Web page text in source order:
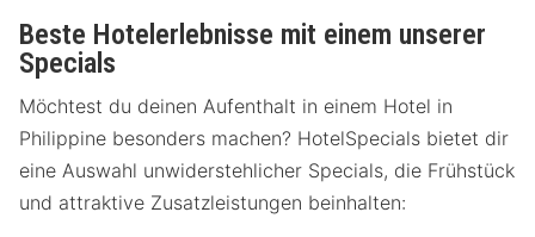
Beste Hotelerlebnisse mit einem unserer
Specials
Möchtest du deinen Aufenthalt in einem Hotel in
Philippine besonders machen? HotelSpecials bietet dir
eine Auswahl unwiderstehlicher Specials, die Frühstück
und attraktive Zusatzleistungen beinhalten: